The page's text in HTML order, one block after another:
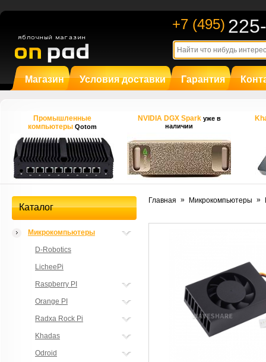
+7 (495)
Магазин Условия доставки Гарантия
Промышленные
компьютерыQotom
NVIDIA DGX Spark уже в
наличии
Каталог
Микрокомпьютеры
D-Robotics
LicheePi
Raspberry PI
Orange PI
Radxa Rock Pi
Khadas
Odroid
Главная » Микрокомпьютеры »